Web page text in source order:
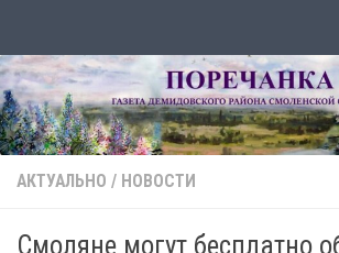
АКТУАЛЬНО / НОВОСТИ
Смоляне могут бесплатно